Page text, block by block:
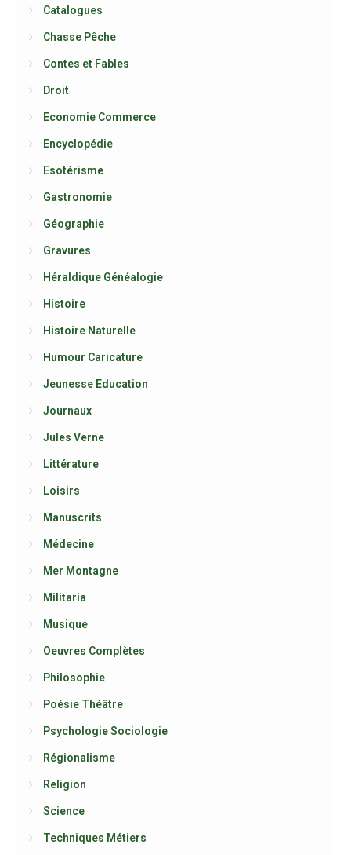
Catalogues
Chasse Pêche
Contes et Fables
Droit
Economie Commerce
Encyclopédie
Esotérisme
Gastronomie
Géographie
Gravures
Héraldique Généalogie
Histoire
Histoire Naturelle
Humour Caricature
Jeunesse Education
Journaux
Jules Verne
Littérature
Loisirs
Manuscrits
Médecine
Mer Montagne
Militaria
Musique
Oeuvres Complètes
Philosophie
Poésie Théâtre
Psychologie Sociologie
Régionalisme
Religion
Science
Techniques Métiers